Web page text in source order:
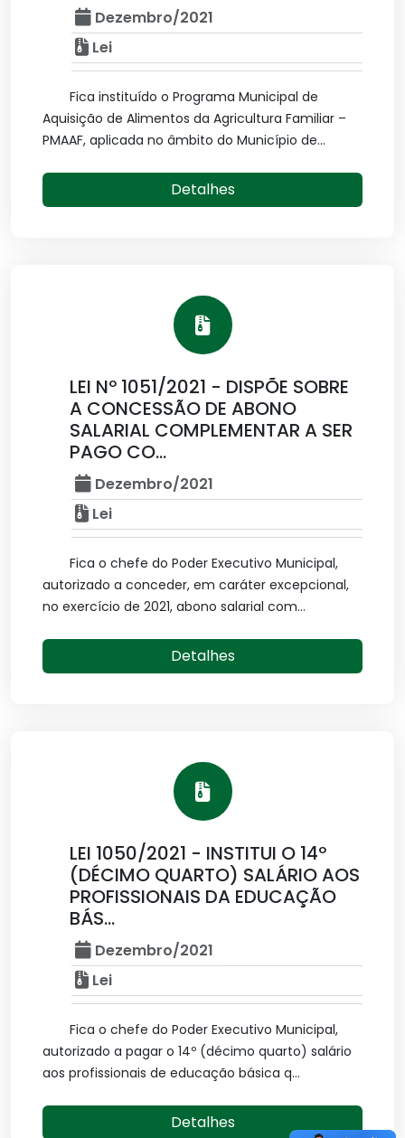
Dezembro/2021
Lei
Fica instituído o Programa Municipal de
Aquisição de Alimentos da Agricultura Familiar –
PMAAF, aplicada no âmbito do Município de...
Detalhes
LEI Nº 1051/2021 - DISPÕE SOBRE
A CONCESSÃO DE ABONO
SALARIAL COMPLEMENTAR A SER
PAGO CO...
Dezembro/2021
Lei
Fica o chefe do Poder Executivo Municipal,
autorizado a conceder, em caráter excepcional,
no exercício de 2021, abono salarial com...
Detalhes
LEI 1050/2021 - INSTITUI O 14º
(DÉCIMO QUARTO) SALÁRIO AOS
PROFISSIONAIS DA EDUCAÇÃO
BÁS...
Dezembro/2021
Lei
Fica o chefe do Poder Executivo Municipal,
autorizado a pagar o 14º (décimo quarto) salário
aos profissionais de educação básica q...
Detalhes